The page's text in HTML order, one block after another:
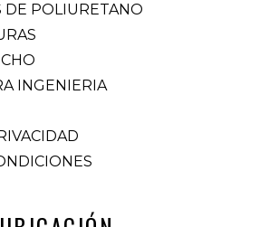
DE POLIURETANO
INGENIERIA